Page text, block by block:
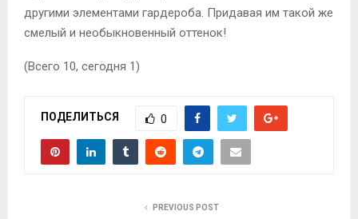
другими элементами гардероба. Придавая им такой же
смелый и необыкновенный оттенок!
(Всего 10, сегодня 1)
ПОДЕЛИТЬСЯ 0
PREVIOUS POST